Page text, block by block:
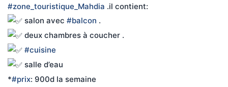
#zone_touristique_Mahdia .il contient:
salon avec #balcon .
deux chambres à coucher .
#cuisine
salle d’eau
*#prix: 900d la semaine